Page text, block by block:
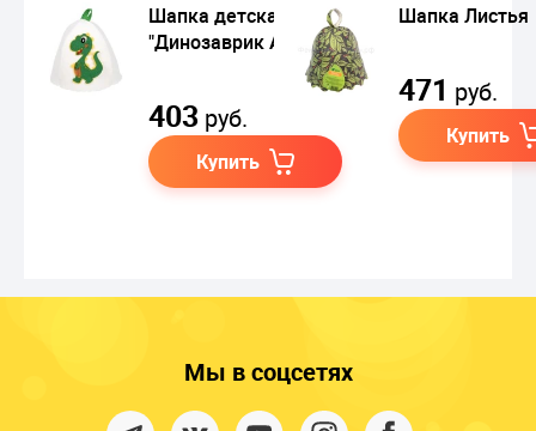
Шапка детская
"Динозаврик Арчи"
403 руб.
Купить
Шапка Листья
471 руб.
Купить
Мы в соцсетях